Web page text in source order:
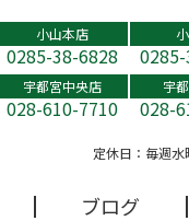
小山本店
0285-38-6828
宇都宮中央店
028-610-7710
宇
028-
定休日： 毎週水
ブログ